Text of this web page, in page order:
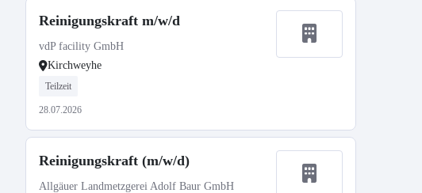
Reinigungskraft m/w/d
vdP facility GmbH
Kirchweyhe
Teilzeit
28.07.2026
Reinigungskraft (m/w/d)
Allgäuer Landmetzgerei Adolf Baur GmbH